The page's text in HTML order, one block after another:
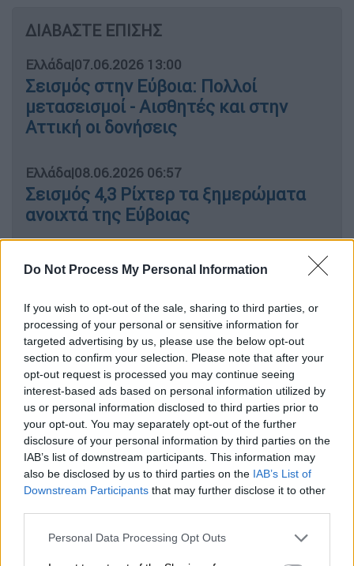
Do Not Process My Personal Information
If you wish to opt-out of the sale, sharing to third parties, or
processing of your personal or sensitive information for
targeted advertising by us, please use the below opt-out
section to confirm your selection. Please note that after your
opt-out request is processed you may continue seeing
interest-based ads based on personal information utilized by
us or personal information disclosed to third parties prior to
your opt-out. You may separately opt-out of the further
disclosure of your personal information by third parties on the
IAB’s list of downstream participants. This information may
also be disclosed by us to third parties on the IAB’s List of
Downstream Participants that may further disclose it to other
Please note that this website/app uses one or more Google
Personal Data Processing Opt Outs
ΔΙΑΒΑΣΤΕ ΕΠΙΣΗΣ
Ελλάδα|07.06.2026 13:00
Σεισμός στην Εύβοια: Πολλοί
μετασεισμοί - Αισθητές και στην
Αττική οι δονήσεις
Ελλάδα|08.06.2026 06:57
Σεισμός 4,3 Ρίχτερ τα ξημερώματα
ανοιχτά της Εύβοιας
της νύχταςσημειώθηκανπερισσότεροι από
70 μετασεισμοί. Η εξέλιξη αυτή, σύμφωνα με
το Γεωδυναμικό Ινστιτούτο, στηρίζει την
άποψη πως τα 5,2 Ρίχτεραποτελούσαν την
κύρια σεισμική δόνηση.
Παράλληλα, ο επικεφαλής του ΟΑΣΠ,
Ευθύμης Λέκκας, εμφανίστηκε βέβαιος ότι
σύμφωνα με τα τρέχοντα στοιχεία, δεν
προβλέπεται κάποια σημαντικάμεγαλύτερη
δόνησηστην περιοχή της Εύβοιας.
Τα σχολεία δεν λειτούργησαν τη Δευτέρα